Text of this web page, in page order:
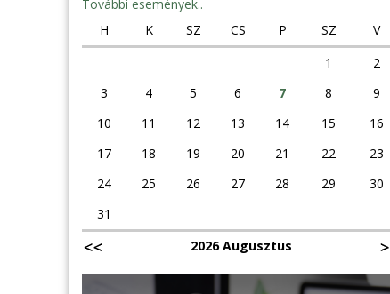
További események..
H
K SZ CS P SZ
V
1
2
3
4 5 6 7 8
9
10
11 12 13 14 15
16
17
18 19 20 21 22
23
24
25 26 27 28 29
30
31
2026 Augusztus